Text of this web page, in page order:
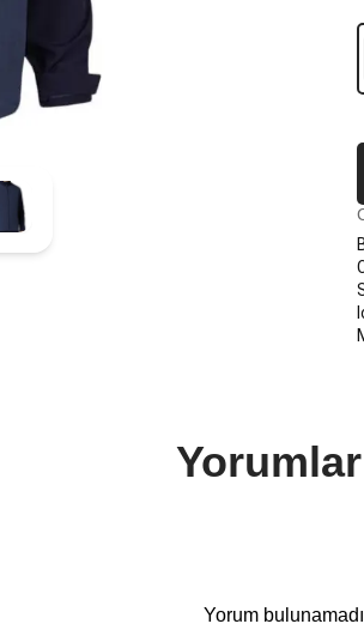
Yorumlar
Yorum bulunamadı